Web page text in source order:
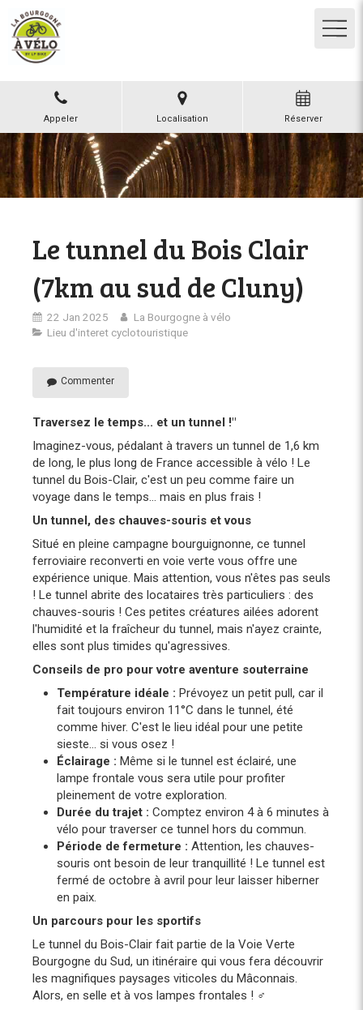
Appeler Localisation Réserver
Le tunnel du Bois Clair
(7km au sud de Cluny)
22 Jan 2025
La Bourgogne à vélo
Lieu d'interet cyclotouristique
Commenter
Traversez le temps... et un tunnel !"
Imaginez-vous, pédalant à travers un tunnel de 1,6 km
de long, le plus long de France accessible à vélo ! Le
tunnel du Bois-Clair, c'est un peu comme faire un
voyage dans le temps... mais en plus frais !
Un tunnel, des chauves-souris et vous
Situé en pleine campagne bourguignonne, ce tunnel
ferroviaire reconverti en voie verte vous offre une
expérience unique. Mais attention, vous n'êtes pas seuls
! Le tunnel abrite des locataires très particuliers : des
chauves-souris ! Ces petites créatures ailées adorent
l'humidité et la fraîcheur du tunnel, mais n'ayez crainte,
elles sont plus timides qu'agressives.
Conseils de pro pour votre aventure souterraine
Température idéale : Prévoyez un petit pull, car il
fait toujours environ 11°C dans le tunnel, été
comme hiver. C'est le lieu idéal pour une petite
sieste... si vous osez !
Éclairage : Même si le tunnel est éclairé, une
lampe frontale vous sera utile pour profiter
pleinement de votre exploration.
Durée du trajet : Comptez environ 4 à 6 minutes à
vélo pour traverser ce tunnel hors du commun.
Période de fermeture : Attention, les chauves-
souris ont besoin de leur tranquillité ! Le tunnel est
fermé de octobre à avril pour leur laisser hiberner
en paix.
Un parcours pour les sportifs
Le tunnel du Bois-Clair fait partie de la Voie Verte
Bourgogne du Sud, un itinéraire qui vous fera découvrir
les magnifiques paysages viticoles du Mâconnais.
Alors, en selle et à vos lampes frontales ! ‍♂️